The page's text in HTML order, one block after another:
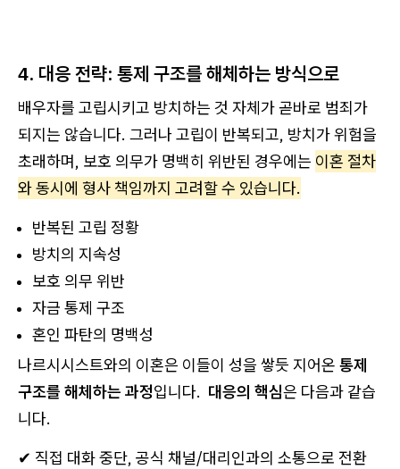
4. 대응 전략: 통제 구조를 해체하는 방식으로
배우자를 고립시키고 방치하는 것 자체가 곧바로 범죄가
되지는 않습니다. 그러나 고립이 반복되고, 방치가 위험을
초래하며, 보호 의무가 명백히 위반된 경우에는 이혼 절차
와 동시에 형사 책임까지 고려할 수 있습니다.
반복된 고립 정황
방치의 지속성
보호 의무 위반
자금 통제 구조
혼인 파탄의 명백성
나르시시스트와의 이혼은 이들이 성을 쌓듯 지어온 통제
구조를 해체하는 과정입니다. 대응의 핵심은 다음과 같습
니다.
✔ 직접 대화 중단, 공식 채널/대리인과의 소통으로 전환